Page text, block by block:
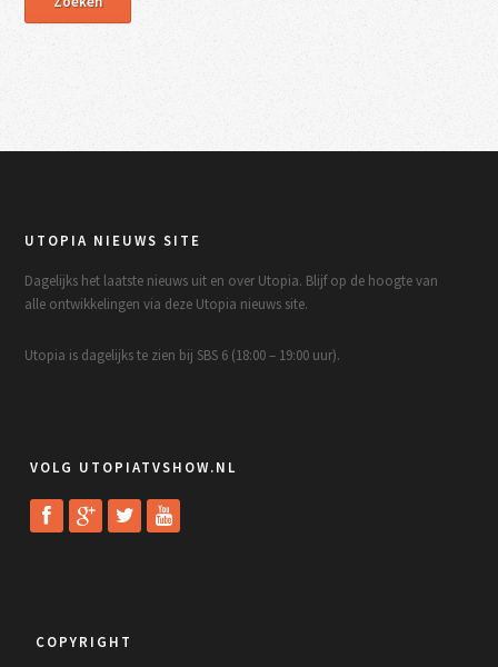
UTOPIA NIEUWS SITE
Dagelijks het laatste nieuws uit en over Utopia. Blijf op de hoogte van
alle ontwikkelingen via deze Utopia nieuws site.
Utopia is dagelijks te zien bij SBS 6 (18:00 – 19:00 uur).
VOLG UTOPIATVSHOW.NL
COPYRIGHT